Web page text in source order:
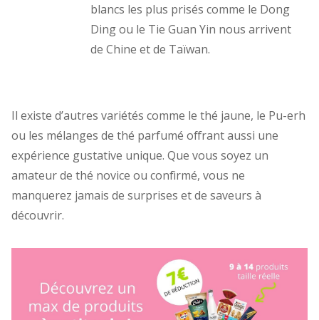
blancs les plus prisés comme le Dong
Ding ou le Tie Guan Yin nous arrivent
de Chine et de Taïwan.
Il existe d’autres variétés comme le thé jaune, le Pu-erh
ou les mélanges de thé parfumé offrant aussi une
expérience gustative unique. Que vous soyez un
amateur de thé novice ou confirmé, vous ne
manquerez jamais de surprises et de saveurs à
découvrir.